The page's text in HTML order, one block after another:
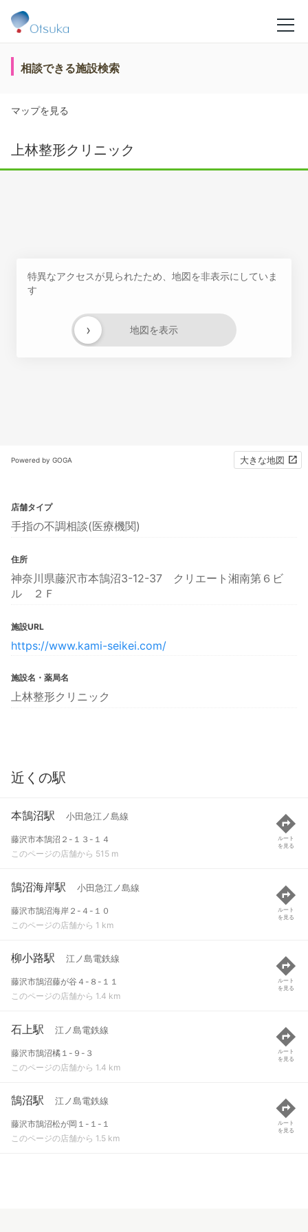
相談できる施設検索
マップを見る
上林整形クリニック
特異なアクセスが見られたため、地図を非表示にしていま
す
地図を表示
›
Powered by GOGA 大きな地図
店舗タイプ
手指の不調相談(医療機関)
住所
神奈川県藤沢市本鵠沼3-12-37 クリエート湘南第６ビ
ル ２Ｆ
施設URL
https://www.kami-seikei.com/
施設名・薬局名
上林整形クリニック
近くの駅
本鵠沼駅 小田急江ノ島線
藤沢市本鵠沼２-１３-１４
このページの店舗から 515 m
ルート
を見る
鵠沼海岸駅 小田急江ノ島線
藤沢市鵠沼海岸２-４-１０
このページの店舗から 1 km
ルート
を見る
柳小路駅 江ノ島電鉄線
藤沢市鵠沼藤が谷４-８-１１
このページの店舗から 1.4 km
ルート
を見る
石上駅 江ノ島電鉄線
藤沢市鵠沼橘１-９-３
このページの店舗から 1.4 km
ルート
を見る
鵠沼駅 江ノ島電鉄線
藤沢市鵠沼松が岡１-１-１
このページの店舗から 1.5 km
ルート
を見る